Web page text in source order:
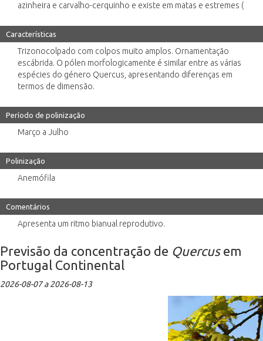
azinheira e carvalho-cerquinho e existe em matas e estremes (
Características
Trizonocolpado com colpos muito amplos. Ornamentação
escábrida. O pólen morfologicamente é similar entre as várias
espécies do género Quercus, apresentando diferenças em
termos de dimensão.
Período de polinização
Março a Julho
Polinização
Anemófila
Comentários
Apresenta um ritmo bianual reprodutivo.
Previsão da concentração de Quercusem
Portugal Continental
2026-08-07 a 2026-08-13